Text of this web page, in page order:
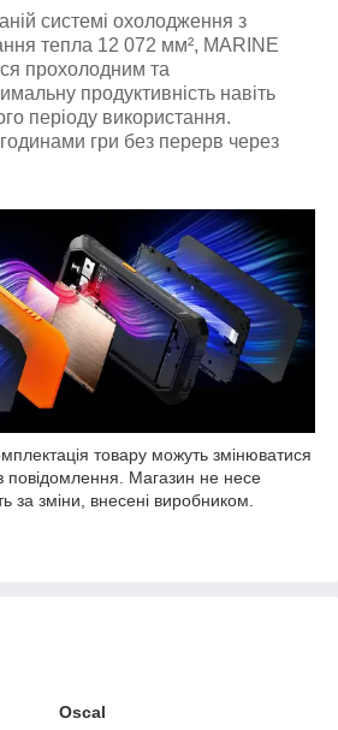
системі охолодження з
тепла 12 072 мм², MARINE
прохолодним та
продуктивність навіть
періоду використання.
гри без перерв через
товару можуть змінюватися
повідомлення. Магазин не несе
за зміни, внесені виробником.
Oscal